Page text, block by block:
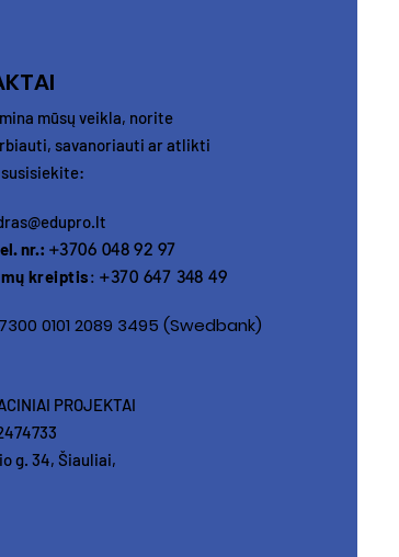
mūsų veikla, norite
savanoriauti ar atlikti
nr.: +3706 048 92 97
kreiptis: +370 647 348 49
7300 0101 2089 3495 (Swedbank)
PROJEKTAI
g. 34, Šiauliai,